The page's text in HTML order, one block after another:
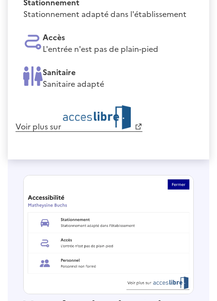
Stationnement adapté dans l'établissement
Accès
L'entrée n'est pas de plain-pied
Sanitaire
Sanitaire adapté
Voir plus sur